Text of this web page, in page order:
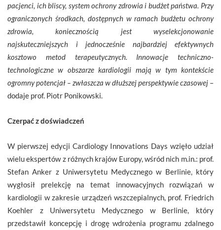
pacjenci, ich bliscy, system ochrony zdrowia i budżet państwa. Przy
ograniczonych środkach, dostępnych w ramach budżetu ochrony
zdrowia, koniecznością jest wyselekcjonowanie
najskuteczniejszych i jednocześnie najbardziej efektywnych
kosztowo metod terapeutycznych. Innowacje techniczno-
technologiczne w obszarze kardiologii mają w tym kontekście
ogromny potencjał – zwłaszcza w dłuższej perspektywieczasowej –
dodaje prof. Piotr Ponikowski.
Czerpać z doświadczeń
W pierwszej edycji Cardiology Innovations Days wzięło udział
wielu ekspertów z różnych krajów Europy, wśród nich m.in.: prof.
Stefan Anker z Uniwersytetu Medycznego w Berlinie, który
wygłosił prelekcję na temat innowacyjnych rozwiązań w
kardiologii w zakresie urządzeń wszczepialnych, prof. Friedrich
Koehler z Uniwersytetu Medycznego w Berlinie, który
przedstawił koncepcję i drogę wdrożenia programu zdalnego